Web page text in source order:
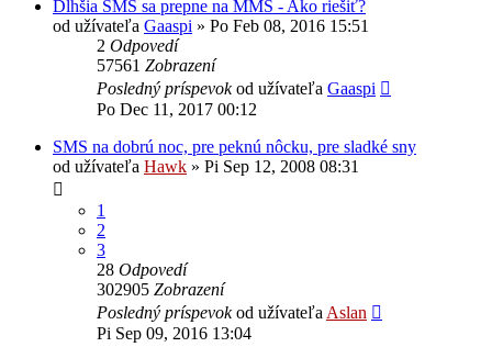
Dlhšia SMS sa prepne na MMS - Ako riešiť?
od užívateľa Gaaspi » Po Feb 08, 2016 15:51
2 Odpovedí
57561 Zobrazení
Posledný príspevokod užívateľa Gaaspi
Po Dec 11, 2017 00:12
SMS na dobrú noc, pre peknú nôcku, pre sladké sny
od užívateľa Hawk » Pi Sep 12, 2008 08:31
1
2
3
28 Odpovedí
302905 Zobrazení
Posledný príspevokod užívateľa Aslan
Pi Sep 09, 2016 13:04